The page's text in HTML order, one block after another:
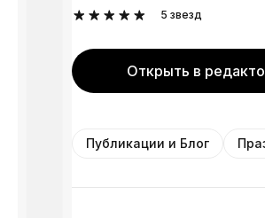
5 звезд
Открыть в
Публикации и Блог